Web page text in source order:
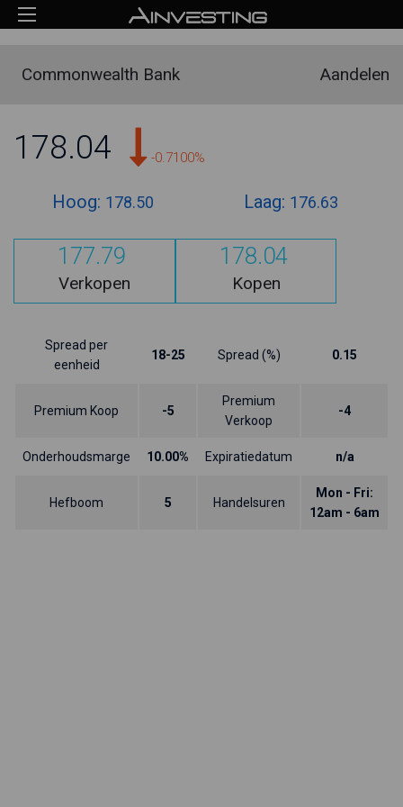
Commonwealth Bank Aandelen
178.04 -0.7100%
Hoog: 178.50 Laag: 176.63
177.79
Verkopen
178.04
Kopen
Spread per
eenheid
18-25 Spread (%) 0.15
Premium Koop -5
Premium
Verkoop
-4
Onderhoudsmarge 10.00% Expiratiedatum n/a
Hefboom 5 Handelsuren
Mon - Fri:
12am - 6am